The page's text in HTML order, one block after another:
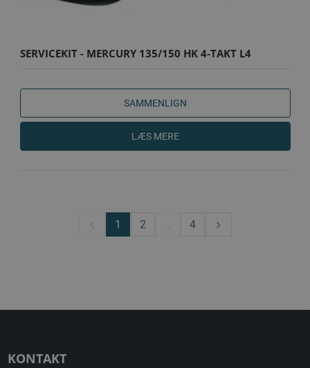
SERVICEKIT - MERCURY 135/150 HK 4-TAKT L4
SAMMENLIGN
LÆS MERE
1 2 4
KONTAKT